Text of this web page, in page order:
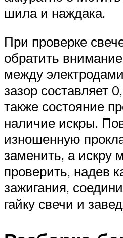
шила и наждака.
При проверке
обратить
между
зазор составляет
также состояние
наличие искры.
изношенную
заменить, а искру
проверить, надев
зажигания,
гайку свечи и